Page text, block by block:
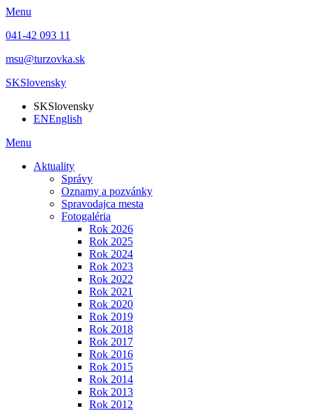
Menu
041-42 093 11
msu@turzovka.sk
SKSlovensky
SKSlovensky
ENEnglish
Menu
Aktuality
Správy
Oznamy a pozvánky
Spravodajca mesta
Fotogaléria
Rok 2026
Rok 2025
Rok 2024
Rok 2023
Rok 2022
Rok 2021
Rok 2020
Rok 2019
Rok 2018
Rok 2017
Rok 2016
Rok 2015
Rok 2014
Rok 2013
Rok 2012